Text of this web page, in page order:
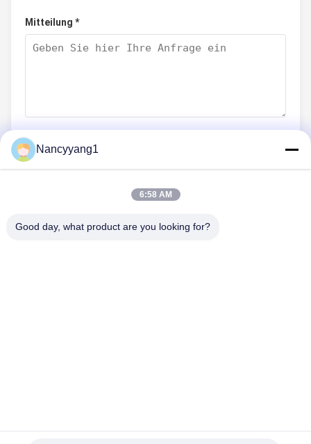
Mitteilung *
TRETEN SIE MIT UNS IN VERBINDUNG
Nancyyang1
6:58 AM
Good day, what product are you looking for?